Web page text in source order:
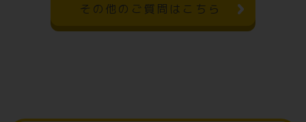
その他のご質問はこちら